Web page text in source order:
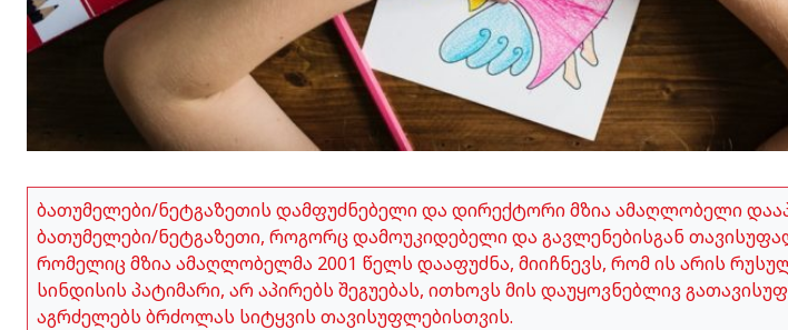
ბათუმელები/ნეტგაზეთის დამფუძნებელი და დირექტორი მზია ამაღლობელი
ბათუმელები/ნეტგაზეთი, როგორც დამოუკიდებელი და გავლენებისგან
რომელიც მზია ამაღლობელმა 2001 წელს დააფუძნა, მიიჩნევს, რომ ის არის
სინდისის პატიმარი, არ აპირებს შეგუებას, ითხოვს მის დაუყოვნებლივ
აგრძელებს ბრძოლას სიტყვის თავისუფლებისთვის.